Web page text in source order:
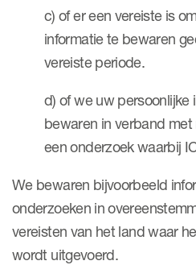
c) of er een vereiste is
informatie te bewaren
vereiste periode.
d) of we uw persoonlijke
bewaren in verband
een onderzoek waarbij
We bewaren bijvoorbeeld
onderzoeken in
vereisten van het land waar
wordt uitgevoerd.